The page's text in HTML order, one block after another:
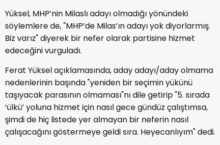
Yüksel, MHP’nin Milaslı adayı olmadığı yönündeki
söylemlere de, "MHP’de Milas’ın adayı yok diyorlarmış.
Biz varız" diyerek bir nefer olarak partisine hizmet
edeceğini vurguladı.
Ferat Yüksel açıklamasında, aday adayı/aday olmama
nedenlerinin başında "yeniden bir seçimin yükünü
taşıyacak parasının olmaması"nı dile getirip "5. sırada
‘ülkü’ yoluna hizmet için nasıl gece gündüz çalıştımsa,
şimdi de hiç listede yer almayan bir neferin nasıl
çalışacağını göstermeye geldi sıra. Heyecanlıyım" dedi.